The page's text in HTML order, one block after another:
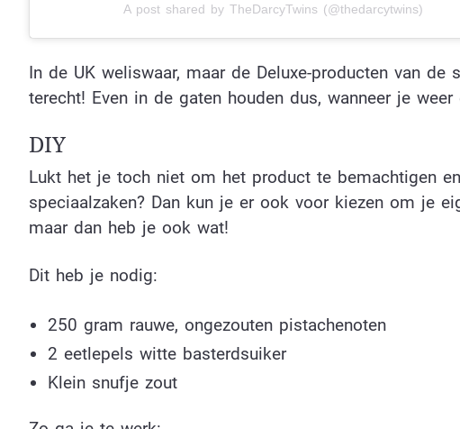
A post shared by TheDarcyTwins (@thedarcytwins)
In de UK weliswaar, maar de Deluxe-producten van
terecht! Even in de gaten houden dus, wanneer je
DIY
Lukt het je toch niet om het product te bemachtigen
speciaalzaken? Dan kun je er ook voor kiezen om je
maar dan heb je ook wat!
Dit heb je nodig:
250 gram rauwe, ongezouten pistachenoten
2 eetlepels witte basterdsuiker
Klein snufje zout